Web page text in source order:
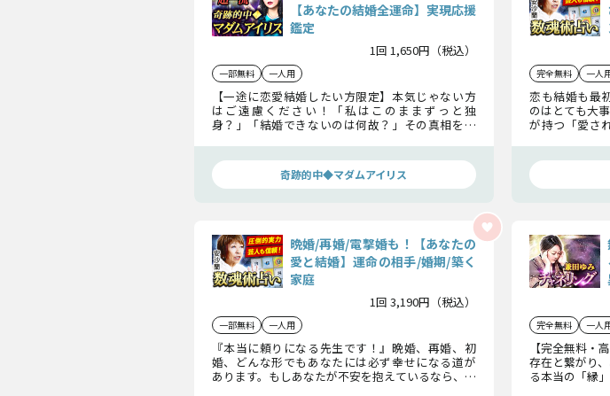
【あなたの結婚全運命】実現応援
鑑定
1回 1,650円（税込）
一部無料 一人用
【一途に恋愛結婚したい方限定】本気じゃない方
はご遠慮ください！「私はこのままずっと独
身？」「結婚できないのは何故？」その真相を猛
援し運命を切開きます！奇跡的中◆マダムアイリス
完全無料 一人
恋も結婚も最
のはとても大
が持つ「愛さ
立ててくださ
晩婚/再婚/電撃婚も！【あなたの
愛と結婚】運命の相手/婚期/築く
家庭
1回 3,190円（税込）
一部無料 一人用
『本当に頼りになる先生です！』晩婚、再婚、初
婚、どんな形でもあなたには必ず幸せになる道が
あります。もしあなたが不安を抱えているなら、幸
完全無料 一人
【完全無料・
存在と繋がり
る本当の「縁